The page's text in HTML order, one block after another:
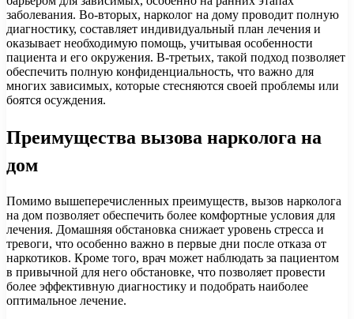
заболевания. Во-вторых, нарколог на дому проводит полную
диагностику, составляет индивидуальный план лечения и
оказывает необходимую помощь, учитывая особенности
пациента и его окружения. В-третьих, такой подход позволяет
обеспечить полную конфиденциальность, что важно для
многих зависимых, которые стесняются своей проблемы или
боятся осуждения.
Преимущества вызова нарколога на
дом
Помимо вышеперечисленных преимуществ, вызов нарколога
на дом позволяет обеспечить более комфортные условия для
лечения. Домашняя обстановка снижает уровень стресса и
тревоги, что особенно важно в первые дни после отказа от
наркотиков. Кроме того, врач может наблюдать за пациентом
в привычной для него обстановке, что позволяет провести
более эффективную диагностику и подобрать наиболее
оптимальное лечение.